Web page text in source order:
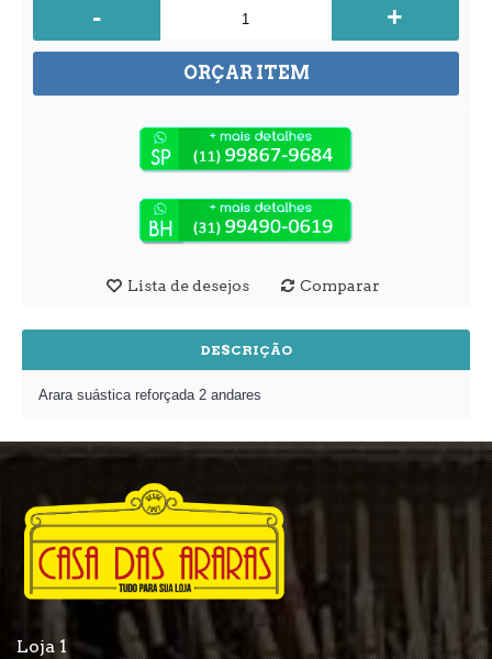
- +
ORÇAR ITEM
Lista de desejos Comparar
DESCRIÇÃO
Arara suástica reforçada 2 andares
Loja 1